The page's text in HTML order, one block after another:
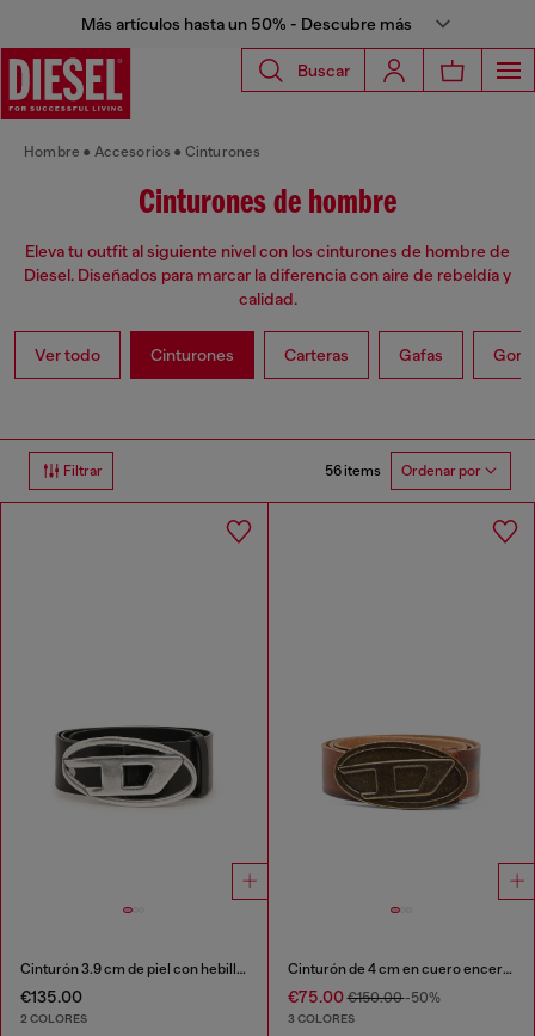
Más artículos hasta un 50% - Descubre más
Buscar
Hombre Accesorios Cinturones
Cinturones de hombre
Eleva tu outfit al siguiente nivel con los cinturones de hombre de
Diesel. Diseñados para marcar la diferencia con aire de rebeldía y
calidad.
Ver todo Cinturones Carteras Gafas
Filtrar 56 items Ordenar por
Cinturón 3.9 cm de piel con hebilla en D
€135.00
2 COLORES
Cinturón de 4 cm en cuero encerado
€75.00€150.00-50%
3 COLORES